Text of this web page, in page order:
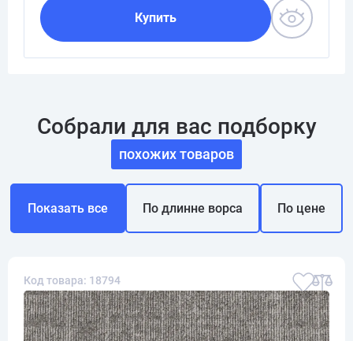
Купить
Собрали для вас подборку
похожих товаров
Показать все По длинне ворса По цене
Код товара: 18794